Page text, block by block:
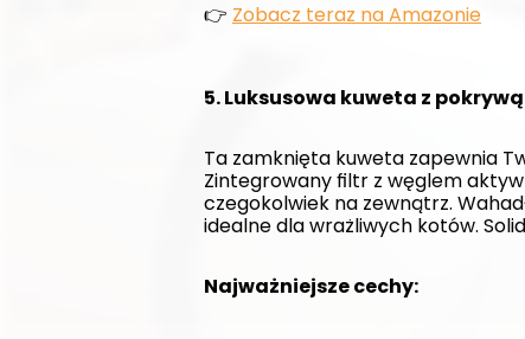
👉 Zobacz teraz na Amazonie
5. Luksusowa kuweta z
Ta zamknięta kuweta zapewnia
Zintegrowany filtr z węglem
czegokolwiek na zewnątrz.
idealne dla wrażliwych kotów.
Najważniejsze cechy: